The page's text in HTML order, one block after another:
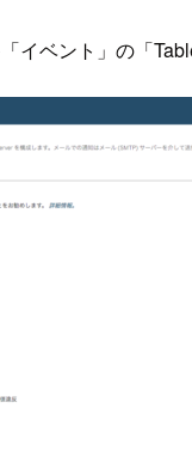
ベント」の「